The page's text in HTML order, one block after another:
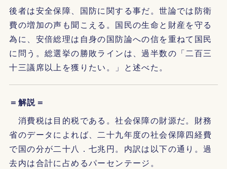
後者は安全保障、国防に関する事だ。世論では防衛
費の増加の声も聞こえる。国民の生命と財産を守る
為に、安倍総理は自身の国防論への信を重ねて国民
に問う。総選挙の勝敗ラインは、過半数の「二百三
十三議席以上を獲りたい。」と述べた。
＝解説＝
消費税は目的税である。社会保障の財源だ。財務
省のデータによれば、二十九年度の社会保障四経費
で国の分が二十八．七兆円。内訳は以下の通り。過
去内は合計に占めるパーセンテージ。